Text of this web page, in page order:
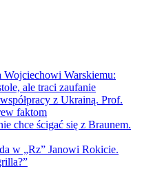
Wojciechowi Warskiemu:
ale traci zaufanie
z Ukrainą. Prof.
faktom
chce ścigać się z Braunem.
w „Rz” Janowi Rokicie.